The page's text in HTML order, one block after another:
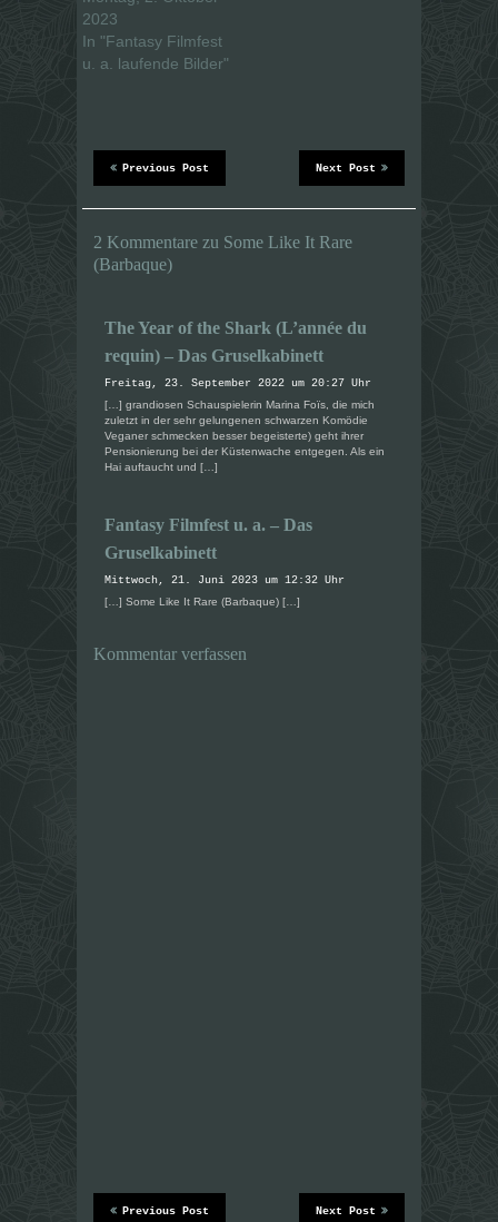
e
l
r
d
i
n
e
e
F
t
e
r
g
ö
f
f
n
e
t
)
e
e
t
e
r
g
e
ö
f
f
n
e
t
2023
In "Fantasy Filmfest
u. a. laufende Bilder"
Next Post
Previous Post
2 Kommentare zu Some Like It Rare
(Barbaque)
The Year of the Shark (L’année du
requin) – Das Gruselkabinett
Freitag, 23. September 2022 um 20:27 Uhr
[…] grandiosen Schauspielerin Marina Foïs, die mich
zuletzt in der sehr gelungenen schwarzen Komödie
Veganer schmecken besser begeisterte) geht ihrer
Pensionierung bei der Küstenwache entgegen. Als ein
Hai auftaucht und […]
Fantasy Filmfest u. a. – Das
Gruselkabinett
Mittwoch, 21. Juni 2023 um 12:32 Uhr
[…] Some Like It Rare (Barbaque) […]
Kommentar verfassen
Next Post
Previous Post